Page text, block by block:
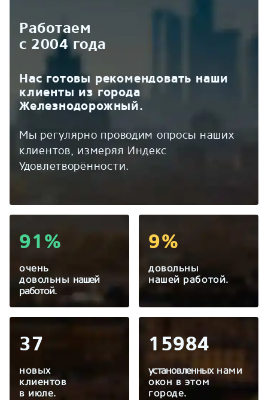
Работаем
с 2004 года
Нас готовы рекомендовать наши
клиенты из города
Железнодорожный.
Мы регулярно проводим опросы наших
клиентов, измеряя Индекс
Удовлетворённости.
15984
установленныхнами
окон в этом
городе.
37
новых
клиентов
в июле.
91%
очень
довольны нашей
работой.
9%
довольны
нашей работой.